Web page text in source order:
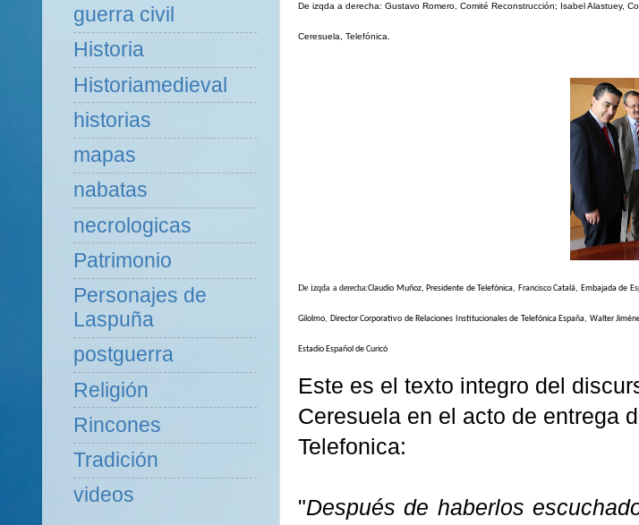
De izqda a derecha: Gustavo Romero, Comité Reconstrucción; Isabel Alastuey,
Ceresuela, Telefónica.
De izqda a derecha:Claudio Muñoz, Presidente de Telefónica, Francisco Catalá, Embajada de
Gilolmo, Director Corporativo de Relaciones Institucionales de Telefónica España, Walter
Estadio Español de Curicó
Este es el texto integro del
Ceresuela en el acto de entrega
Telefonica:
"Después de haberlos
guerra civil
Historia
Historiamedieval
historias
mapas
nabatas
necrologicas
Patrimonio
Personajes de
Laspuña
postguerra
Religión
Rincones
Tradición
videos